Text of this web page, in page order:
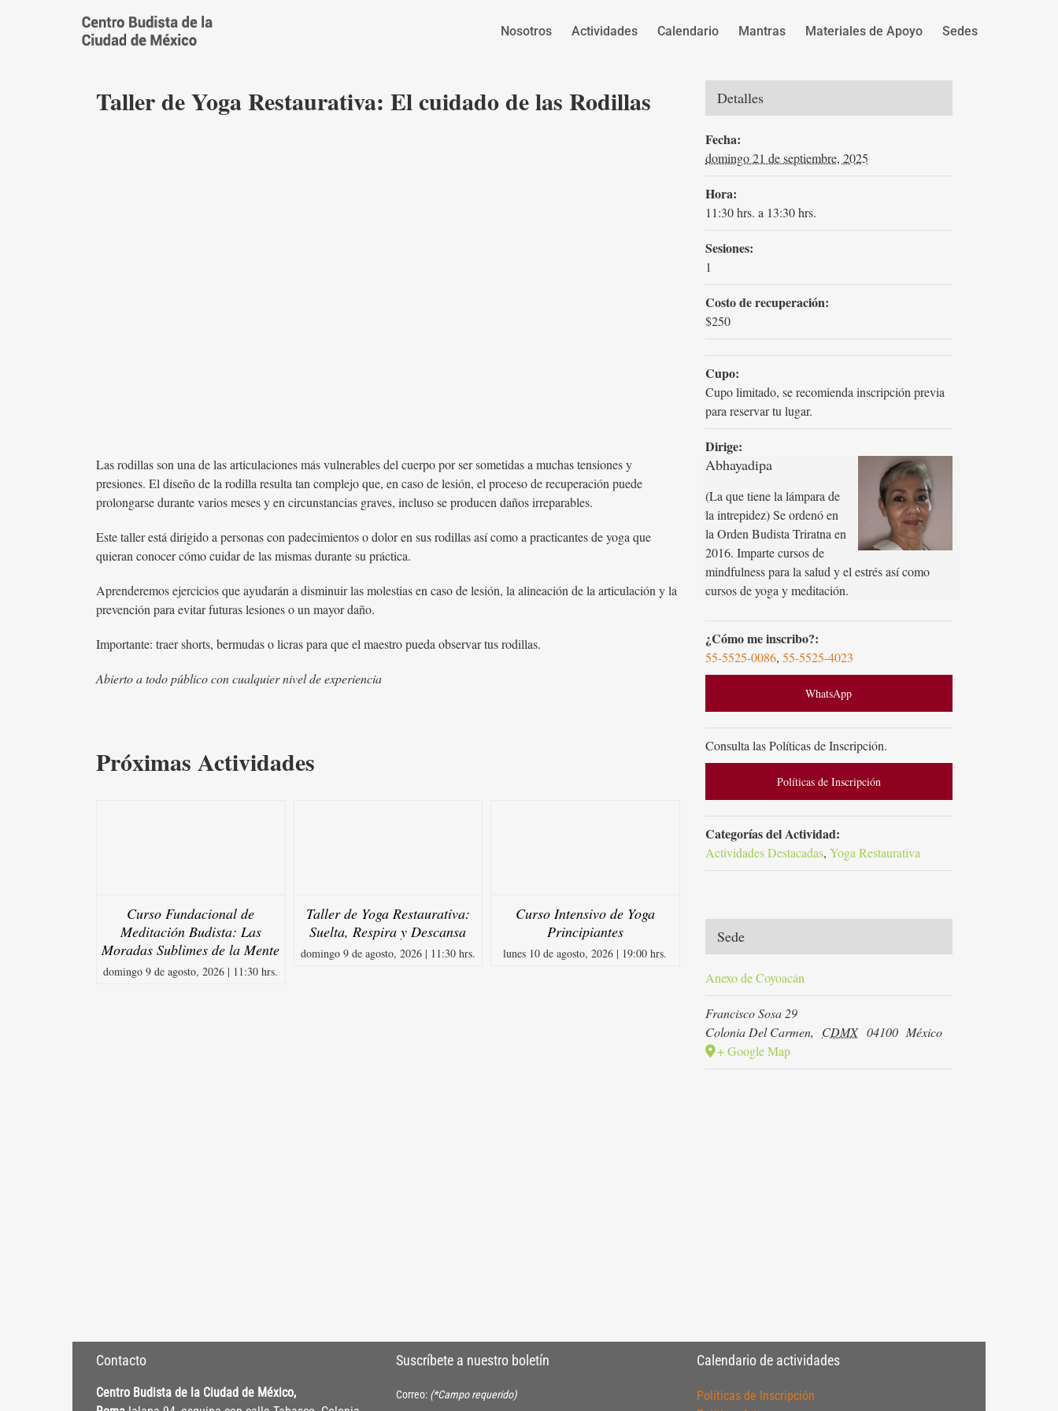
Nosotros Actividades Calendario Mantras Materiales de Apoyo Sedes
Taller de Yoga Restaurativa: El cuidado de las Rodillas
Las rodillas son una de las articulaciones más vulnerables del cuerpo por ser sometidas a muchas tensiones y
presiones. El diseño de la rodilla resulta tan complejo que, en caso de lesión, el proceso de recuperación puede
prolongarse durante varios meses y en circunstancias graves, incluso se producen daños irreparables.
Este taller está dirigido a personas con padecimientos o dolor en sus rodillas así como a practicantes de yoga que
quieran conocer cómo cuidar de las mismas durante su práctica.
Aprenderemos ejercicios que ayudarán a disminuir las molestias en caso de lesión, la alineación de la articulación y la
prevención para evitar futuras lesiones o un mayor daño.
Importante: traer shorts, bermudas o licras para que el maestro pueda observar tus rodillas.
Abierto a todo público con cualquier nivel de experiencia
Próximas Actividades
Curso Fundacional de
Meditación Budista: Las
Moradas Sublimes de la Mente
domingo 9 de agosto, 2026 | 11:30 hrs.
Taller de Yoga Restaurativa:
Suelta, Respira y Descansa
domingo 9 de agosto, 2026 | 11:30 hrs.
Curso Intensivo de Yoga
Principiantes
lunes 10 de agosto, 2026 | 19:00 hrs.
Detalles
Fecha:
domingo 21 de septiembre, 2025
Hora:
11:30 hrs. a 13:30 hrs.
Sesiones:
1
Costo de recuperación:
$250
Cupo:
Cupo limitado, se recomienda inscripción previa
para reservar tu lugar.
Dirige:
Abhayadipa
(La que tiene la lámpara de
la intrepidez) Se ordenó en
la Orden Budista Triratna en
2016. Imparte cursos de
mindfulness para la salud y el estrés así como
cursos de yoga y meditación.
¿Cómo me inscribo?:
55-5525-0086, 55-5525-4023
WhatsApp
Consulta las Políticas de Inscripción.
Políticas de Inscripción
Categorías del Actividad:
Actividades Destacadas, Yoga Restaurativa
Sede
Anexo de Coyoacán
Francisco Sosa 29
Colonia Del Carmen, CDMX 04100 México
+ Google Map
Contacto
Centro Budista de la Ciudad de México,
Suscríbete a nuestro boletín
Correo: (*Campo requerido)
Calendario de actividades
Políticas de Inscripción